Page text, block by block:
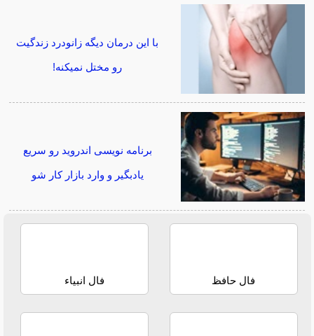
با این درمان دیگه زانودرد زندگیت
رو مختل نمیکنه!
برنامه نویسی اندروید رو سریع
یادبگیر و وارد بازار کار شو
فال حافظ فال انبیاء